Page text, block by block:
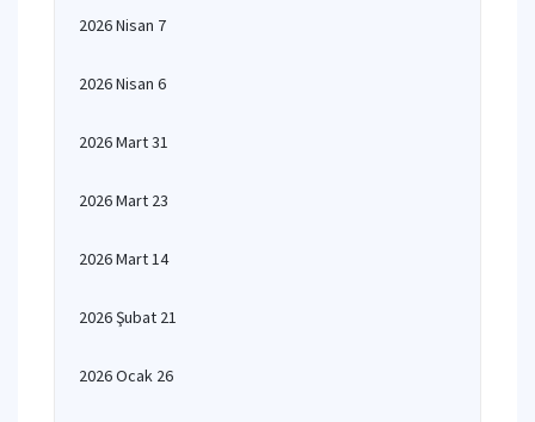
2026 Nisan 7
2026 Nisan 6
2026 Mart 31
2026 Mart 23
2026 Mart 14
2026 Şubat 21
2026 Ocak 26